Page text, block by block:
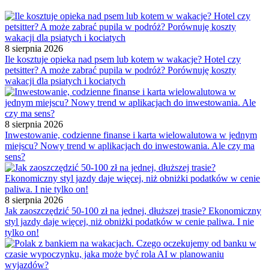
8 sierpnia 2026
Ile kosztuje opieka nad psem lub kotem w wakacje? Hotel czy
petsitter? A może zabrać pupila w podróż? Porównuję koszty
wakacji dla psiatych i kociatych
8 sierpnia 2026
Inwestowanie, codzienne finanse i karta wielowalutowa w jednym
miejscu? Nowy trend w aplikacjach do inwestowania. Ale czy ma
sens?
8 sierpnia 2026
Jak zaoszczędzić 50-100 zł na jednej, dłuższej trasie? Ekonomiczny
styl jazdy daje więcej, niż obniżki podatków w cenie paliwa. I nie
tylko on!